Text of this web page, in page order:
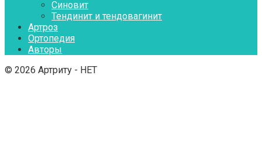
Синовит
Тендинит и тендовагинит
Артроз
Ортопедия
Авторы
© 2026 Артриту - НЕТ